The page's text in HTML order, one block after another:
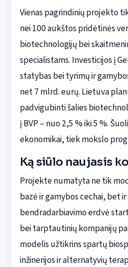
Vienas pagrindinių projekto
nei 100 aukštos pridėtinės
biotechnologijų bei
specialistams. Investicijos į
statybas bei tyrimų ir
net 7 mlrd. eurų. Lietuva
padvigubinti šalies
į BVP – nuo 2,5 % iki 5 %.
ekonomikai, tiek mokslo
Ką siūlo naujasis
Projekte numatyta ne tik
bazė ir gamybos cechai, bet
bendradarbiavimo erdvė
bei tarptautinių kompanijų
modelis užtikrins spartų
inžinerijos ir alternatyvių